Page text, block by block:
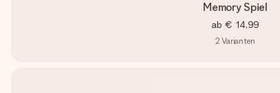
Memory Spiel
ab € 14,99
2 Varianten